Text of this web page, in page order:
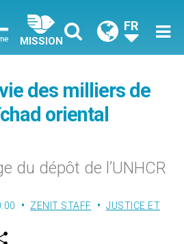
MISSION
FR
des milliers de
oriental
du dépôt de l’UNHCR
ZENIT STAFF
JUSTICE ET